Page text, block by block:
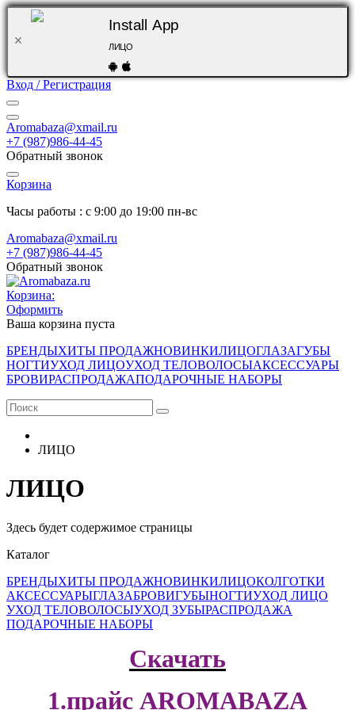
Install App
ЛИЦО
Вход / Регистрация
Aromabaza@xmail.ru
+7 (987)986-44-45
Обратный звонок
Корзина
Часы работы : с 9:00 до 19:00 пн-вс
Aromabaza@xmail.ru
+7 (987)986-44-45
Обратный звонок
Корзина:
Оформить
Ваша корзина пуста
БРЕНДЫХИТЫ ПРОДАЖНОВИНКИЛИЦОГЛАЗАГУБЫ
НОГТИУХОД ЛИЦОУХОД ТЕЛОВОЛОСЫАКСЕССУАРЫ
БРОВИРАСПРОДАЖАПОДАРОЧНЫЕ НАБОРЫ
ЛИЦО
ЛИЦО
Здесь будет содержимое страницы
Каталог
БРЕНДЫХИТЫ ПРОДАЖНОВИНКИЛИЦОКОЛГОТКИ
АКСЕССУАРЫГЛАЗАБРОВИГУБЫНОГТИУХОД ЛИЦО
УХОД ТЕЛОВОЛОСЫУХОД ЗУБЫРАСПРОДАЖА
ПОДАРОЧНЫЕ НАБОРЫ
Скачать
1.прайс AROMABAZA